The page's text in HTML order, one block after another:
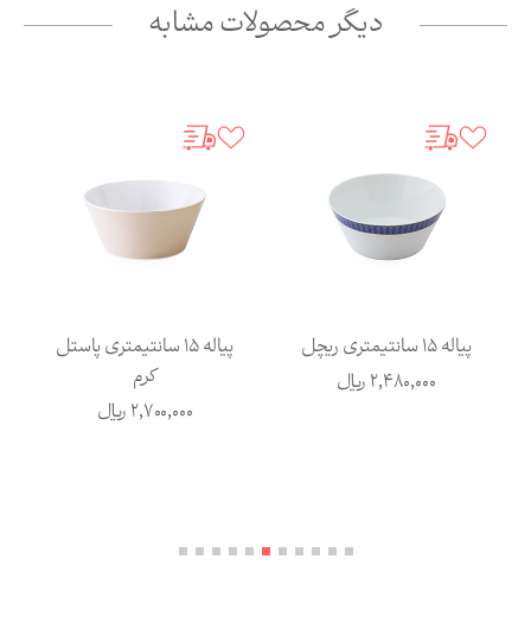
دیگر محصولات مشابه
پیاله 15 سانتیمتری ریچل
2,480,000ریال
پیاله 15 سانتیمتری پاستل
کرم
2,700,000ریال